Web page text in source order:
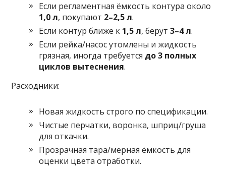
Если регламентная ёмкость контура около
1,0 л, покупают 2–2,5 л.
Если контур ближе к 1,5 л, берут3–4 л.
Если рейка/насос утомлены и жидкость
грязная, иногда требуется до 3 полных
циклов вытеснения.
Расходники:
Новая жидкость строго по спецификации.
Чистые перчатки, воронка, шприц/груша
для откачки.
Прозрачная тара/мерная ёмкость для
оценки цвета отработки.